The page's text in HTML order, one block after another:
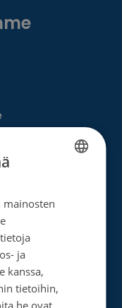
SWEDISH
mainosten
ja
kanssa,
tietoihin,
he ovat